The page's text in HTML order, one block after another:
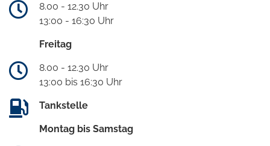
8.00 - 12.30 Uhr
13:00 - 16:30 Uhr
Freitag
8.00 - 12.30 Uhr
13:00 bis 16:30 Uhr
Tankstelle
Montag bis Samstag